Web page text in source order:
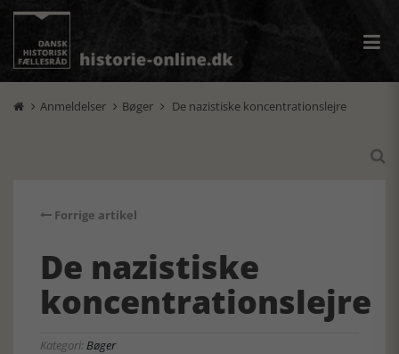
 Anmeldelser  Bøger  De nazistiske koncentrationslejre

Forrige artikel
De nazistiske
koncentrationslejre
Kategori:Bøger